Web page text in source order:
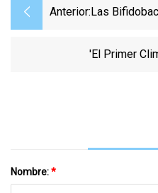
Anterior: Las
Piensos:
'El Primer
Nombre:*